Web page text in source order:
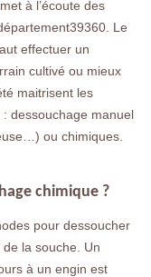
à l’écoute des
Le
effectuer un
cultivé ou mieux
maitrisent les
dessouchage manuel
ou chimiques.
chimique ?
pour dessoucher
la souche. Un
à un engin est